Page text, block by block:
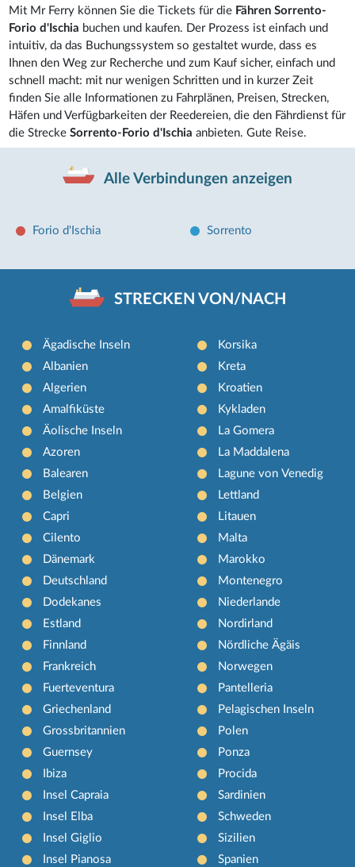
Mit Mr Ferry können Sie die Tickets für die Fähren Sorrento-
Forio d'Ischia buchen und kaufen. Der Prozess ist einfach und
intuitiv, da das Buchungssystem so gestaltet wurde, dass es
Ihnen den Weg zur Recherche und zum Kauf sicher, einfach und
schnell macht: mit nur wenigen Schritten und in kurzer Zeit
finden Sie alle Informationen zu Fahrplänen, Preisen, Strecken,
Häfen und Verfügbarkeiten der Reedereien, die den Fährdienst für
die StreckeSorrento-Forio d'Ischia anbieten. Gute Reise.
Alle Verbindungen anzeigen
Forio d'Ischia Sorrento
STRECKEN VON/NACH
Ägadische Inseln
Albanien
Algerien
Amalfiküste
Äolische Inseln
Azoren
Balearen
Belgien
Capri
Cilento
Dänemark
Deutschland
Dodekanes
Estland
Finnland
Frankreich
Fuerteventura
Griechenland
Grossbritannien
Guernsey
Ibiza
Insel Capraia
Insel Elba
Insel Giglio
Insel Pianosa
Korsika
Kreta
Kroatien
Kykladen
La Gomera
La Maddalena
Lagune von Venedig
Lettland
Litauen
Malta
Marokko
Montenegro
Niederlande
Nordirland
Nördliche Ägäis
Norwegen
Pantelleria
Pelagischen Inseln
Polen
Ponza
Procida
Sardinien
Schweden
Sizilien
Spanien